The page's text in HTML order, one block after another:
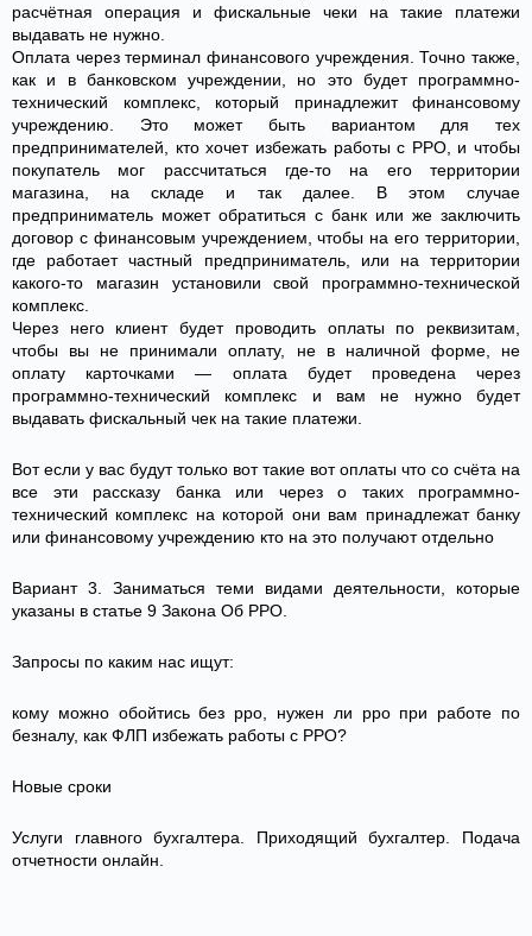
расчётная операция и фискальные чеки на такие платежи
выдавать не нужно.
Оплата через терминал финансового учреждения. Точно также,
как и в банковском учреждении, но это будет программно-
технический комплекс, который принадлежит финансовому
учреждению. Это может быть вариантом для тех
предпринимателей, кто хочет избежать работы с РРО, и чтобы
покупатель мог рассчитаться где-то на его территории
магазина, на складе и так далее. В этом случае
предприниматель может обратиться с банк или же заключить
договор с финансовым учреждением, чтобы на его территории,
где работает частный предприниматель, или на территории
какого-то магазин установили свой программно-технической
комплекс.
Через него клиент будет проводить оплаты по реквизитам,
чтобы вы не принимали оплату, не в наличной форме, не
оплату карточками — оплата будет проведена через
программно-технический комплекс и вам не нужно будет
выдавать фискальный чек на такие платежи.
Вот если у вас будут только вот такие вот оплаты что со счёта на
все эти рассказу банка или через о таких программно-
технический комплекс на которой они вам принадлежат банку
или финансовому учреждению кто на это получают отдельно
Вариант 3. Заниматься теми видами деятельности, которые
указаны в статье 9 Закона Об РРО.
Запросы по каким нас ищут:
кому можно обойтись без рро, нужен ли рро при работе по
безналу, как ФЛП избежать работы с РРО?
Новые сроки
Услуги главного бухгалтера. Приходящий бухгалтер. Подача
отчетности онлайн.